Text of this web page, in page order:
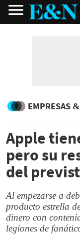
EMPRESAS
Apple
pero su
del
Al empezarse a
producto estrella
dinero con
legiones de